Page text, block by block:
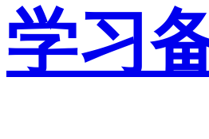
学习